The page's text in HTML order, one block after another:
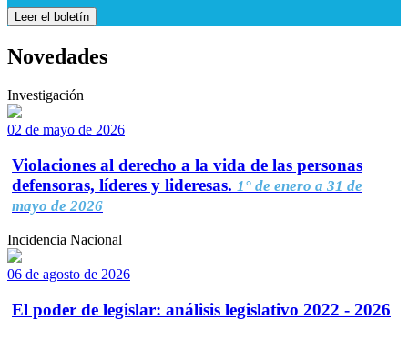
Leer el boletín
Novedades
Investigación
02 de mayo de 2026
Violaciones al derecho a la vida de las personas
defensoras, líderes y lideresas. 1° de enero a 31 de
mayo de 2026
Incidencia Nacional
06 de agosto de 2026
El poder de legislar: análisis legislativo 2022 - 2026